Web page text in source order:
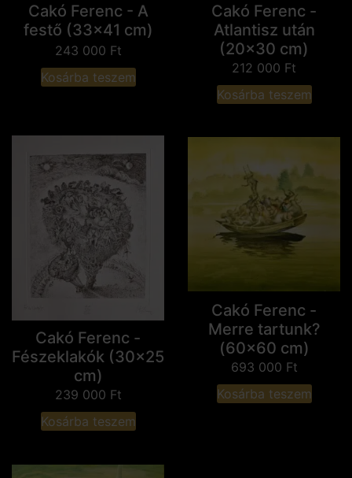
Cakó Ferenc - A
festő (33x41 cm)
243 000 Ft
Kosárba teszem
Cakó Ferenc -
Atlantisz után
(20x30 cm)
212 000 Ft
Kosárba teszem
Cakó Ferenc -
Fészeklakók (30x25
cm)
239 000 Ft
Kosárba teszem
Cakó Ferenc -
Merre tartunk?
(60x60 cm)
693 000 Ft
Kosárba teszem